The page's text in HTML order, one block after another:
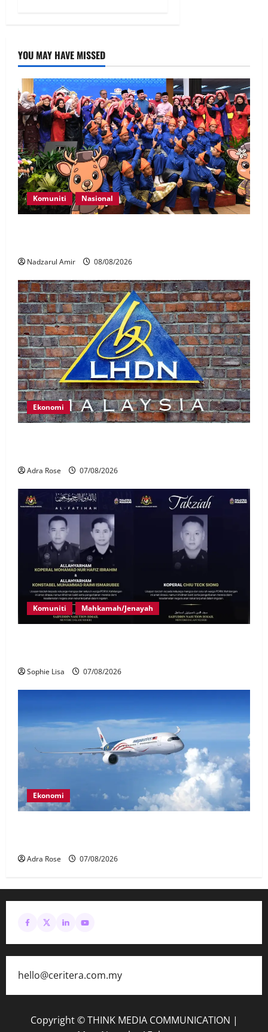
YOU MAY HAVE MISSED
Komuniti Nasional
Nadzarul Amir 08/08/2026
Ekonomi
Adra Rose 07/08/2026
Komuniti Mahkamah/Jenayah
Sophie Lisa 07/08/2026
Ekonomi
Adra Rose 07/08/2026
hello@ceritera.com.my
Copyright © THINK MEDIA COMMUNICATION |